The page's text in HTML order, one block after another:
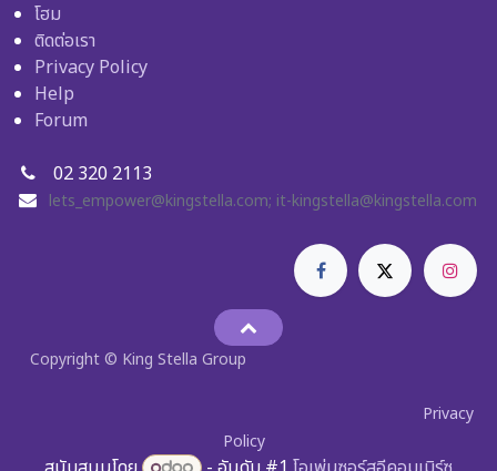
โฮม
ติดต่อเรา
Privacy Policy
Help
Forum
02 320 2113
lets_empower@kingstella.com; it-kingstella@kingstella.com
Copyright © King Stella Group
Privacy
Policy